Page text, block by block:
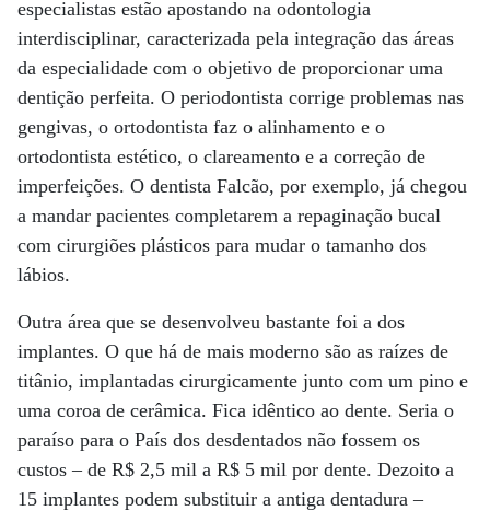
especialistas estão apostando na odontologia
interdisciplinar, caracterizada pela integração das áreas
da especialidade com o objetivo de proporcionar uma
dentição perfeita. O periodontista corrige problemas nas
gengivas, o ortodontista faz o alinhamento e o
ortodontista estético, o clareamento e a correção de
imperfeições. O dentista Falcão, por exemplo, já chegou
a mandar pacientes completarem a repaginação bucal
com cirurgiões plásticos para mudar o tamanho dos
lábios.
Outra área que se desenvolveu bastante foi a dos
implantes. O que há de mais moderno são as raízes de
titânio, implantadas cirurgicamente junto com um pino e
uma coroa de cerâmica. Fica idêntico ao dente. Seria o
paraíso para o País dos desdentados não fossem os
custos – de R$ 2,5 mil a R$ 5 mil por dente. Dezoito a
15 implantes podem substituir a antiga dentadura –